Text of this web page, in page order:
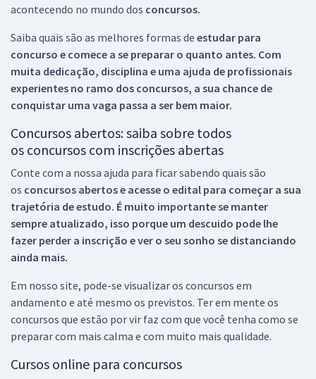
acontecendo no mundo dos concursos.
Saiba quais são as melhores formas de estudar para
concurso e comece a se preparar o quanto antes. Com
muita dedicação, disciplina e uma ajuda de profissionais
experientes no ramo dos concursos, a sua chance de
conquistar uma vaga passa a ser bem maior.
Concursos abertos: saiba sobre todos
os concursos com inscrições abertas
Conte com a nossa ajuda para ficar sabendo quais são
os concursos abertos e acesse o edital para começar a sua
trajetória de estudo. É muito importante se manter
sempre atualizado, isso porque um descuido pode lhe
fazer perder a inscrição e ver o seu sonho se distanciando
ainda mais.
Em nosso site, pode-se visualizar os concursos em
andamento e até mesmo os previstos. Ter em mente os
concursos que estão por vir faz com que você tenha como se
preparar com mais calma e com muito mais qualidade.
Cursos online para concursos